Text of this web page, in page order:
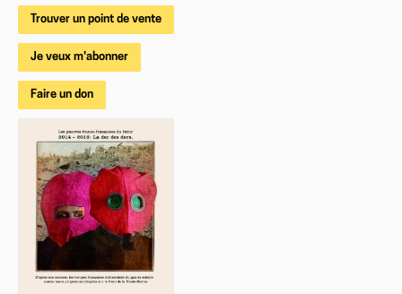
Trouver un point de vente
Je veux m'abonner
Faire un don